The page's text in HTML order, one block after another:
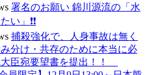
署名のお願い 錦川源流の「水
」❗❗
捕殺強化で、人身事故は無く
分け・共存のために本当に必
臣宛要望書を提出！！